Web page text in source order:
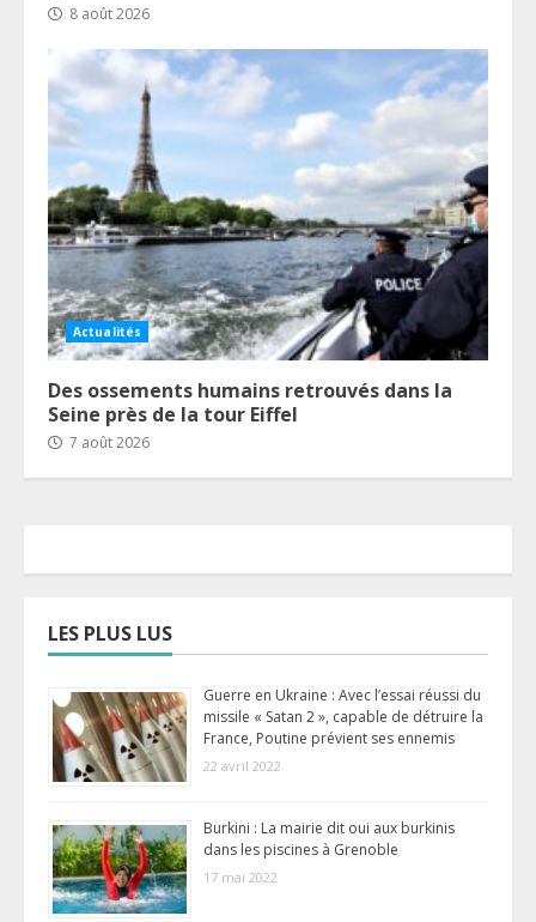
8 août 2026
Actualités
Des ossements humains retrouvés dans la
Seine près de la tour Eiffel
7 août 2026
LES PLUS LUS
Guerre en Ukraine : Avec l’essai réussi du
missile « Satan 2 », capable de détruire la
France, Poutine prévient ses ennemis
22 avril 2022
Burkini : La mairie dit oui aux burkinis
dans les piscines à Grenoble
17 mai 2022